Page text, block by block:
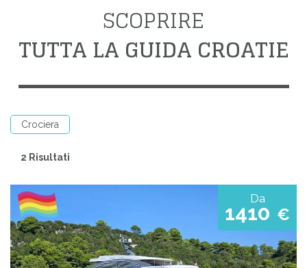
SCOPRIRE
TUTTA LA GUIDA CROATIE
Crociera
2 Risultati
Da
1410 €